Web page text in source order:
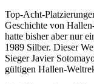
Top-Acht-
Geschichte von
hatte bisher aber nur
1989 Silber. Dieser
Sieger Javier
gültigen Hallen-